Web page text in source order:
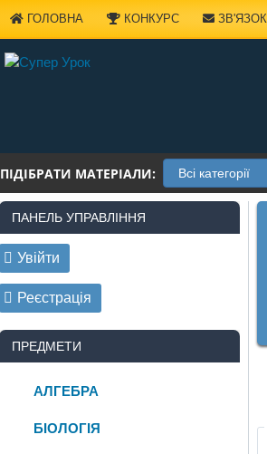
ГОЛОВНА КОНКУРС ЗВ'ЯЗОК
ПІДІБРАТИ МАТЕРІАЛИ:
ПАНЕЛЬ УПРАВЛІННЯ
Увійти
Реєстрація
ПРЕДМЕТИ
АЛГЕБРА
БІОЛОГІЯ